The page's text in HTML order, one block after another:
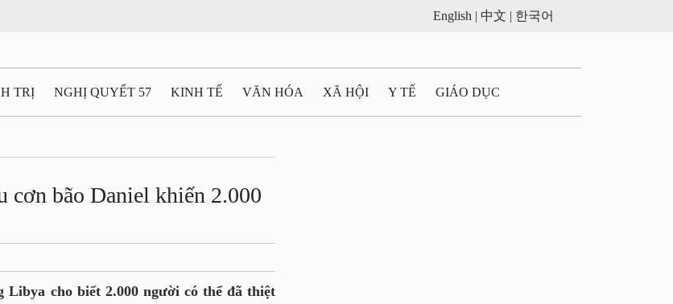
English | 中文 | 한국어
TRỊ NGHỊ QUYẾT 57 KINH TẾ VĂN HÓA XÃ HỘI Y TẾ GIÁO DỤC
- MÔI TRƯỜNG THỂ THAO THÔNG TIN - QUẢNG CÁO
bão Daniel khiến 2.000
Libya cho biết 2.000 người có thể đã thiệt